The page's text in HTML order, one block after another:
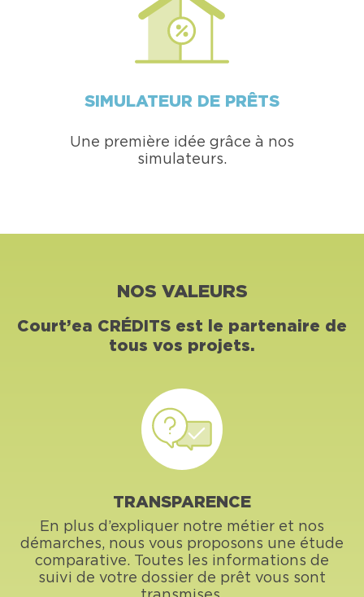
SIMULATEUR DE PRÊTS
Une première idée grâce à nos
simulateurs.
NOS VALEURS
Court’ea CRÉDITS est le partenaire de
tous vos projets.
TRANSPARENCE
En plus d’expliquer notre métier et nos
démarches, nous vous proposons une étude
comparative. Toutes les informations de
suivi de votre dossier de prêt vous sont